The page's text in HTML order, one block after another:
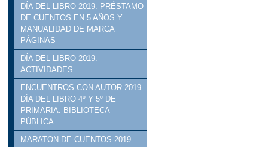
DÍA DEL LIBRO 2019. PRÉSTAMO
DE CUENTOS EN 5 AÑOS Y
MANUALIDAD DE MARCA
PÁGINAS
DÍA DEL LIBRO 2019:
ACTIVIDADES
ENCUENTROS CON AUTOR 2019.
DÍA DEL LIBRO 4º Y 5º DE
PRIMARIA. BIBLIOTECA
PÚBLICA.
MARATON DE CUENTOS 2019